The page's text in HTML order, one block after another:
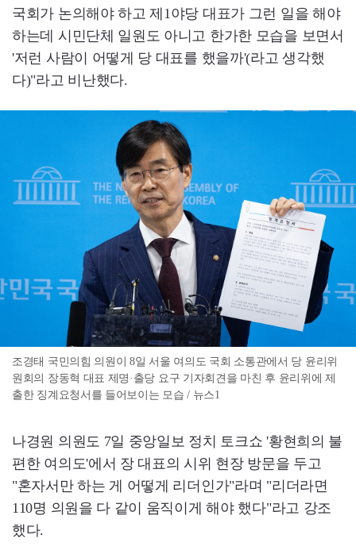
국회가 논의해야 하고 제1야당 대표가 그런 일을 해야
하는데 시민단체 일원도 아니고 한가한 모습을 보면서
'저런 사람이 어떻게 당 대표를 했을까'(라고 생각했
다)"라고 비난했다.
조경태 국민의힘 의원이 8일 서울 여의도 국회 소통관에서 당 윤리위
원회의 장동혁 대표 제명·출당 요구 기자회견을 마친 후 윤리위에 제
출한 징계요청서를 들어보이는 모습 / 뉴스1
나경원 의원도 7일 중앙일보 정치 토크쇼 '황현희의 불
편한 여의도'에서 장 대표의 시위 현장 방문을 두고
"혼자서만 하는 게 어떻게 리더인가"라며 "리더라면
110명 의원을 다 같이 움직이게 해야 했다"라고 강조
했다.